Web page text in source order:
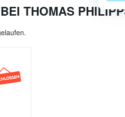
THOMAS